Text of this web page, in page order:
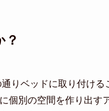
？
りベッドに取り付け
個別の空間を作り出す